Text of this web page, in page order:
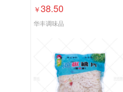
￥38.50
华丰调味品